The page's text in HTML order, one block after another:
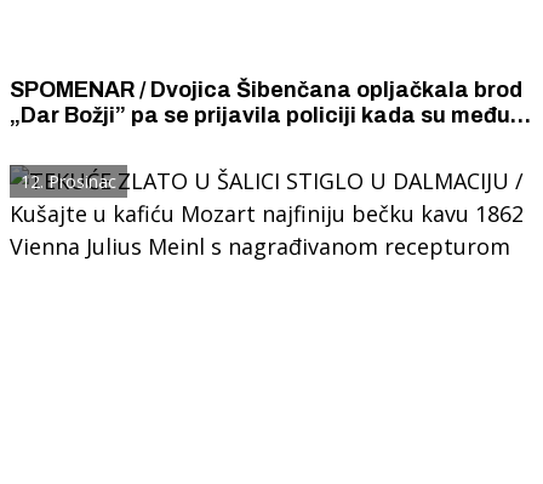
SPOMENAR / Dvojica Šibenčana opljačkala brod
„Dar Božji” pa se prijavila policiji kada su među
kokaina.
12. Prosinac